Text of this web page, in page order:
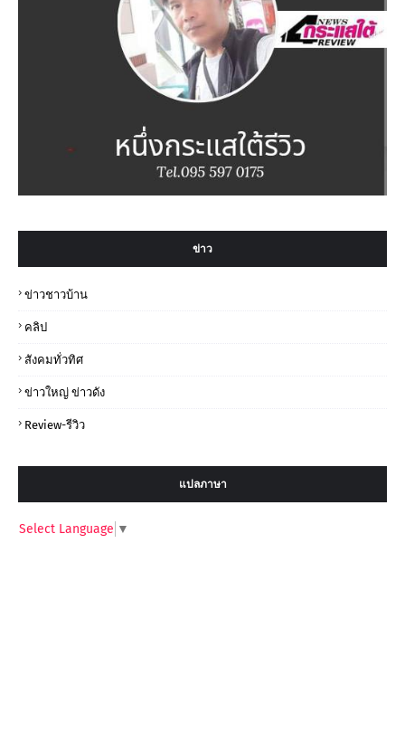
ข่าว
ข่าวชาวบ้าน
คลิป
สังคมทั่วทิศ
ข่าวใหญ่ ข่าวดัง
Review-รีวิว
แปลภาษา
Select Language ▼